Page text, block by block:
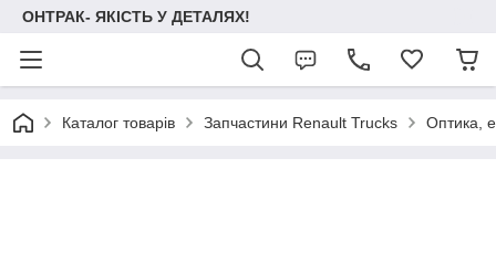
ОНТРАК- ЯКІСТЬ У ДЕТАЛЯХ!
Каталог товарів Запчастини Renault Trucks Оптика,